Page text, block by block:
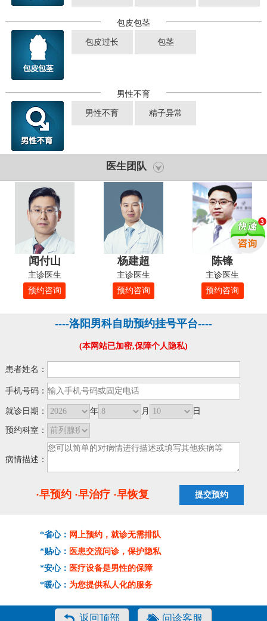
包皮包茎
包皮过长 包茎
男性不育
男性不育 精子异常
医生团队
闻付山
主诊医生
预约咨询
杨建超
主诊医生
预约咨询
陈锋
主诊医生
预约咨询
----洛阳男科自助预约挂号平台----
(本网站已加密,保障个人隐私)
患者姓名：
手机号码：
就诊日期： 年 月 日
预约科室：
病情描述：
·早预约 ·早治疗 ·早恢复
*省心： 网上预约，就诊无需排队
*贴心： 医患交流问诊，保护隐私
*安心： 医疗设备是男性的保障
*暖心： 为您提供私人化的服务
返回顶部 问诊客服